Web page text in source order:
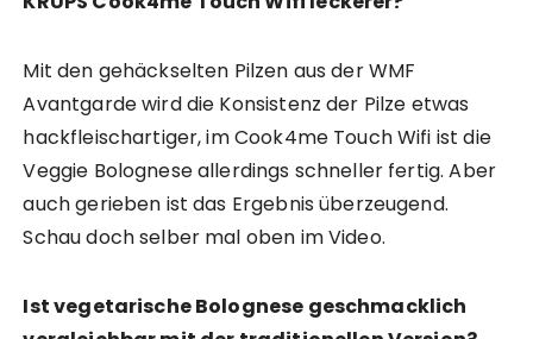
Mit den gehäckselten Pilzen aus der WMF
Avantgarde wird die Konsistenz der Pilze etwas
hackfleischartiger, im Cook4me Touch Wifi ist die
Veggie Bolognese allerdings schneller fertig. Aber
auch gerieben ist das Ergebnis überzeugend.
Schau doch selber mal oben im Video.
Ist vegetarische Bolognese geschmacklich